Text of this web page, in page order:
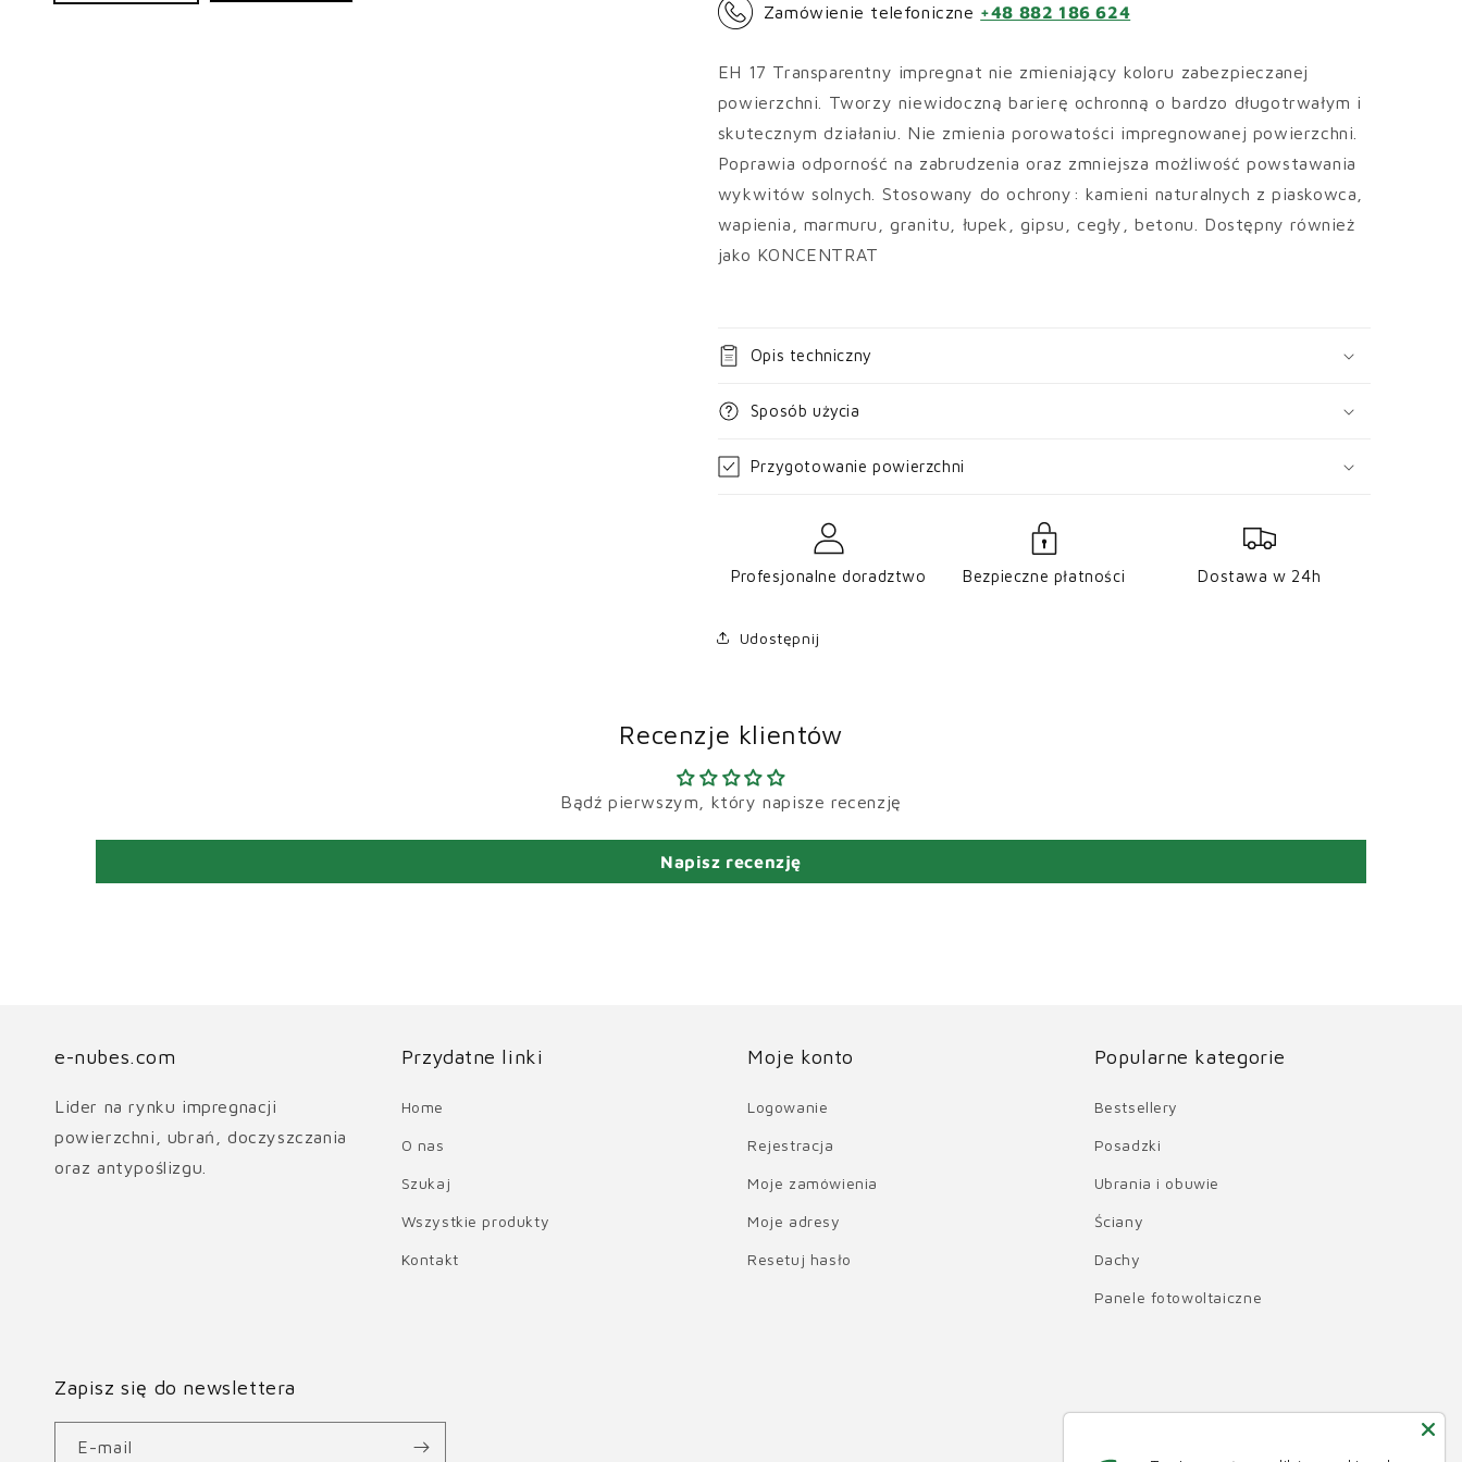
Zamówienie telefoniczne +48 882 186 624
EH 17 Transparentny impregnat nie zmieniający koloru zabezpieczanej
powierzchni. Tworzy niewidoczną barierę ochronną o bardzo długotrwałym i
skutecznym działaniu. Nie zmienia porowatości impregnowanej powierzchni.
Poprawia odporność na zabrudzenia oraz zmniejsza możliwość powstawania
wykwitów solnych. Stosowany do ochrony: kamieni naturalnych z piaskowca,
wapienia, marmuru, granitu, łupek, gipsu, cegły, betonu. Dostępny również
jako KONCENTRAT
Opis techniczny
Sposób użycia
Przygotowanie powierzchni
Profesjonalne doradztwo Bezpieczne płatności Dostawa w 24h
Udostępnij
Recenzje klientów
Bądź pierwszym, który napisze recenzję
Napisz recenzję
e-nubes.com
Lider na rynku impregnacji
powierzchni, ubrań, doczyszczania
oraz antypoślizgu.
Przydatne linki
Home
O nas
Szukaj
Wszystkie produkty
Kontakt
Moje konto
Logowanie
Rejestracja
Moje zamówienia
Moje adresy
Resetuj hasło
Popularne kategorie
Bestsellery
Posadzki
Ubrania i obuwie
Ściany
Dachy
Panele fotowoltaiczne
Zapisz się do newslettera
E-mail